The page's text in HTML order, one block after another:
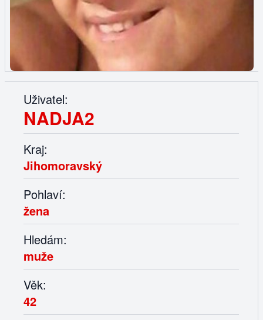
Uživatel:
NADJA2
Kraj:
Jihomoravský
Pohlaví:
žena
Hledám:
muže
Věk:
42